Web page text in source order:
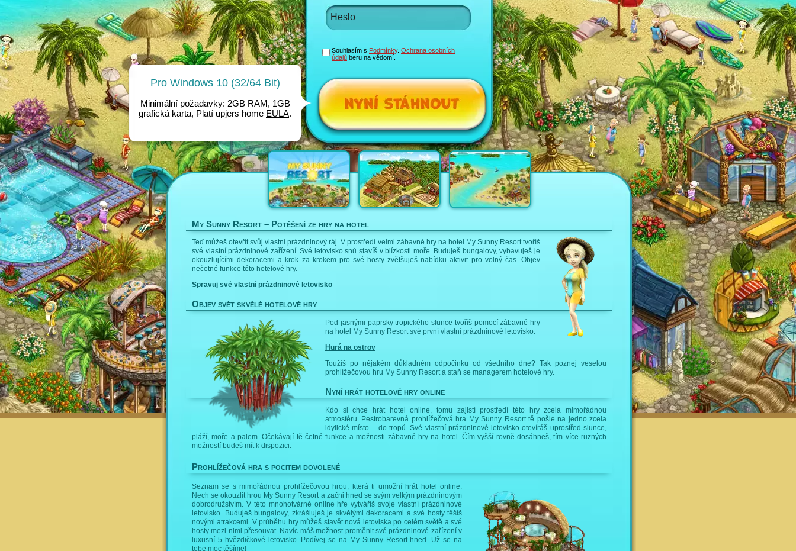
My Sunny Resort – Potěšení ze hry na hotel
Teď můžeš otevřít svůj vlastní prázdninový ráj. V prostředí velmi zábavné hry na hotel My Sunny Resort tvoříš
své vlastní prázdninové zařízení. Své letovisko snů stavíš v blízkosti moře. Buduješ bungalovy, vybavuješ je
okouzlujícími dekoracemi a krok za krokem pro své hosty zvětšuješ nabídku aktivit pro volný čas. Objev
nečetné funkce této hotelové hry.
Spravuj své vlastní prázdninové letovisko
Objev svět skvělé hotelové hry
Pod jasnými paprsky tropického slunce tvoříš pomocí zábavné hry
na hotel My Sunny Resort své první vlastní prázdninové letovisko.
Hurá na ostrov
Toužíš po nějakém důkladném odpočinku od všedního dne? Tak poznej veselou
prohlížečovou hru My Sunny Resort a staň se managerem hotelové hry.
Nyní hrát hotelové hry online
Kdo si chce hrát hotel online, tomu zajistí prostředí této hry zcela mimořádnou
atmosféru. Pestrobarevná prohlížečová hra My Sunny Resort tě pošle na jedno zcela
idylické místo – do tropů. Své vlastní prázdninové letovisko otevíráš uprostřed slunce,
pláží, moře a palem. Očekávají tě četné funkce a možnosti zábavné hry na hotel. Čím vyšší rovně dosáhneš, tím více různých
možností budeš mít k dispozici.
Prohlížečová hra s pocitem dovolené
Seznam se s mimořádnou prohlížečovou hrou, která ti umožní hrát hotel online.
Nech se okouzlit hrou My Sunny Resort a začni hned se svým velkým prázdninovým
dobrodružstvím. V této mnohotvárné online hře vytváříš svoje vlastní prázdninové
letovisko. Buduješ bungalovy, zkrášluješ je skvělými dekoracemi a své hosty těšíš
novými atrakcemi. V průběhu hry můžeš stavět nová letoviska po celém světě a své
hosty mezi nimi přesouvat. Navíc máš možnost proměnit své prázdninové zařízení v
luxusní 5 hvězdičkové letovisko. Podívej se na My Sunny Resort hned. Už se na
tebe moc těšíme!
Souhlasím s Podmínky. Ochrana osobních
údajů beru na vědomí.
Pro Windows 10 (32/64 Bit)
Minimální požadavky: 2GB RAM, 1GB
grafická karta, Platí upjers home EULA.